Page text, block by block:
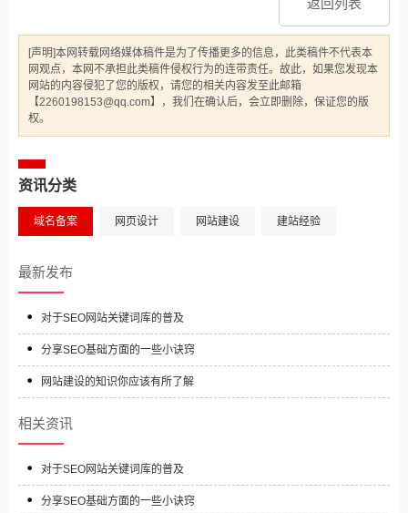
返回列表
[声明]本网转载网络媒体稿件是为了传播更多的信息，此类稿件不代表本
网观点，本网不承担此类稿件侵权行为的连带责任。故此，如果您发现本
网站的内容侵犯了您的版权，请您的相关内容发至此邮箱
【2260198153@qq.com】，我们在确认后，会立即删除，保证您的版
权。
资讯分类
域名备案 网页设计 网站建设 建站经验
最新发布
对于SEO网站关键词库的普及
分享SEO基础方面的一些小诀窍
网站建设的知识你应该有所了解
相关资讯
对于SEO网站关键词库的普及
分享SEO基础方面的一些小诀窍